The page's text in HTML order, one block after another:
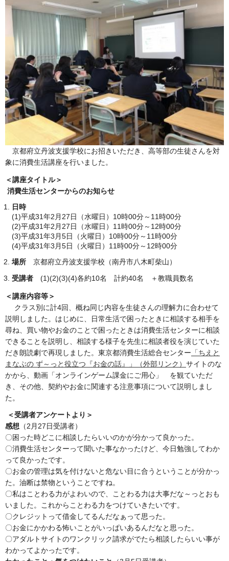
京都府立丹波支援学校にお招きいただき、高等部の生徒さんを対
象に消費生活講座を行いました。
＜講座タイトル＞
消費生活センターからのお知らせ
日時
(1)平成31年2月27日（水曜日）10時00分～11時00分
(2)平成31年2月27日（水曜日）11時00分～12時00分
(3)平成31年3月5日（火曜日）10時00分～11時00分
(4)平成31年3月5日（火曜日）11時00分～12時00分
場所 京都府立丹波支援学校（南丹市八木町柴山）
受講者 (1)(2)(3)(4)各約10名 計約40名 ＋教職員数名
＜講座内容等＞
クラス別に計4回、概ね同じ内容を生徒さんの理解力に合わせて
説明しました。はじめに、日常生活で困ったときに相談する相手を
尋ね、買い物やお金のことで困ったときは消費生活センターに相談
できることを説明し、相談する様子を先生に相談者役を演じていた
だき朗読劇で再現しました。東京都消費生活総合センター 「ちえと
ま なぶの ず～っと役立つ『お金の話』」 （外部リンク） サイトのな
かから、動画「オンラインゲーム課金にご用心」 を観ていただ
き、その他、契約やお金に関連する注意事項について説明しまし
た。
＜受講者アンケートより＞
感想 （2月27日受講者）
〇困った時どこに相談したらいいのかが分かって良かった。
〇消費生活センターって聞いた事なかったけど、今日勉強してわか
って良かったです。
〇お金の管理は気を付けないと危ない目に合うということが分かっ
た。油断は禁物ということですね。
〇私はことわる力がよわいので、ことわる力は大事だな～っとおも
いました。これからことわる力をつけていきたいです。
〇クレジットって借金してるんだなぁって思った。
〇お金にかかわる怖いことがいっぱいあるんだなと思った。
〇アダルトサイトのワンクリック請求がでたら相談したらいい事が
わかってよかったです。